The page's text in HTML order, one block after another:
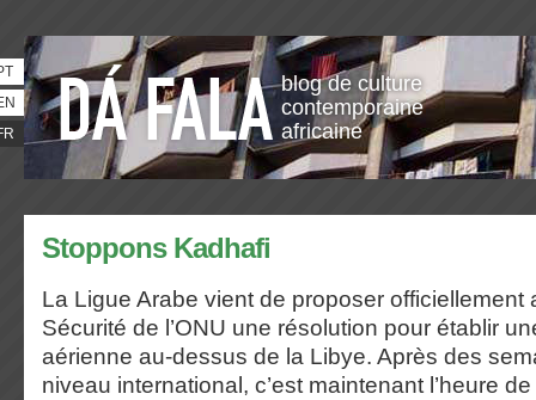
blog de culture
contemporaine
africaine
Stoppons Kadhafi
La Ligue Arabe vient de proposer officiellement
Sécurité de l’ONU une résolution pour établir
aérienne au-dessus de la Libye. Après des
niveau international, c’est maintenant l’heure